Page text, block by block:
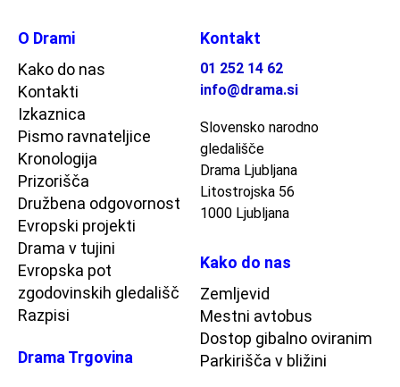
O Drami
Kako do nas
Kontakti
Izkaznica
Pismo ravnateljice
Kronologija
Prizorišča
Družbena odgovornost
Evropski projekti
Drama v tujini
Evropska pot
zgodovinskih gledališč
Razpisi
Drama Trgovina
Kontakt
01 252 14 62
info@drama.si
Slovensko narodno
gledališče
Drama Ljubljana
Litostrojska 56
1000 Ljubljana
Kako do nas
Zemljevid
Mestni avtobus
Dostop gibalno oviranim
Parkirišča v bližini